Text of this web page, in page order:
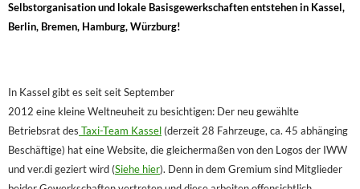
Selbstorganisation und lokale Basisgewerkschaften entstehen in Kassel,
Berlin, Bremen, Hamburg, Würzburg!
In Kassel gibt es seit seit September
2012 eine kleine Weltneuheit zu besichtigen: Der neu gewählte
Betriebsrat des Taxi-Team Kassel (derzeit 28 Fahrzeuge, ca. 45 abhänging
Beschäftige) hat eine Website, die gleichermaßen von den Logos der IWW
und ver.di geziert wird (Siehe hier). Denn in dem Gremium sind Mitglieder